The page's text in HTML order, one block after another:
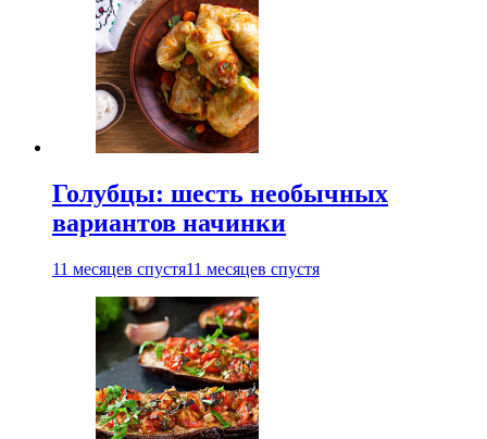
Голубцы: шесть необычных
вариантов начинки
11 месяцев спустя11 месяцев спустя